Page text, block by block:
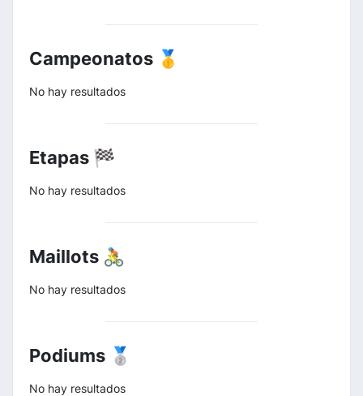
Campeonatos 🥇
No hay resultados
Etapas 🏁
No hay resultados
Maillots 🚴
No hay resultados
Podiums 🥈
No hay resultados